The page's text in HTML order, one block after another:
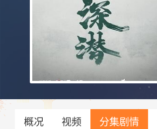
概况 视频 分集剧情